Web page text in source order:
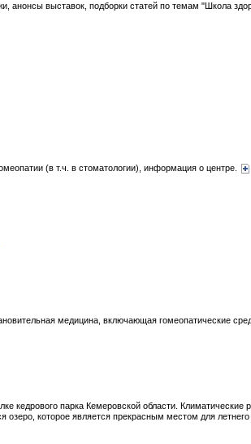
выставок, подборки статей по темам "Школа
(в т.ч. в стоматологии), информация о центре.
медицина, включающая гомеопатические
кедрового парка Кемеровской области. Климатические
озеро, которое является прекрасным местом для